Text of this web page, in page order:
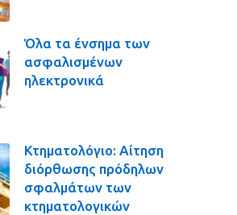
Όλα τα ένσημα των
ασφαλισμένων
ηλεκτρονικά
Κτηματολόγιο: Αίτηση
διόρθωσης πρόδηλων
σφαλμάτων των
κτηματολογικών